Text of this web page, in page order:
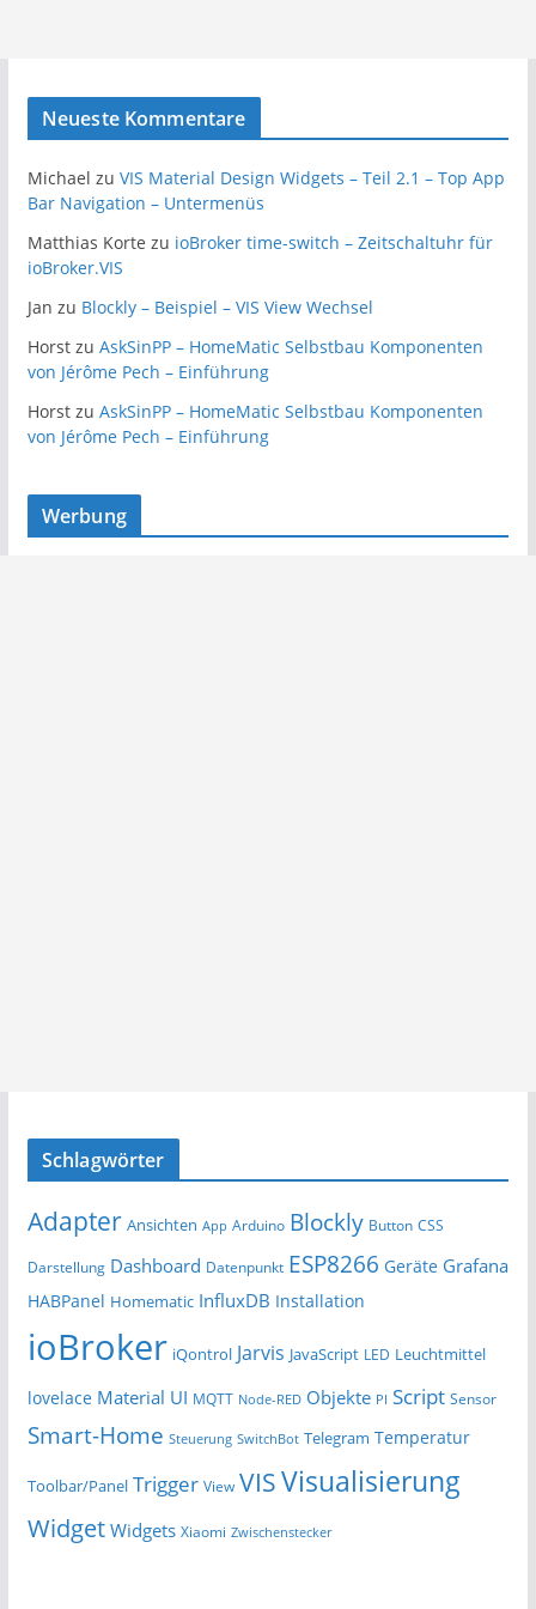
Neueste Kommentare
Michael zu VIS Material Design Widgets – Teil 2.1 – Top App
Bar Navigation – Untermenüs
Matthias Korte zu ioBroker time-switch – Zeitschaltuhr für
ioBroker.VIS
Jan zu Blockly – Beispiel – VIS View Wechsel
Horstzu AskSinPP – HomeMatic Selbstbau Komponenten
von Jérôme Pech – Einführung
Horstzu AskSinPP – HomeMatic Selbstbau Komponenten
von Jérôme Pech – Einführung
Werbung
Schlagwörter
Adapter Ansichten App Arduino Blockly Button CSS
Darstellung Dashboard Datenpunkt ESP8266 Geräte Grafana
HABPanel Homematic InfluxDB Installation
ioBroker iQontrol Jarvis JavaScript LED Leuchtmittel
lovelace Material UI MQTT Node-RED Objekte PI Script Sensor
Smart-Home Steuerung SwitchBot Telegram Temperatur
Toolbar/Panel Trigger View VISVisualisierung
Widget Widgets Xiaomi Zwischenstecker